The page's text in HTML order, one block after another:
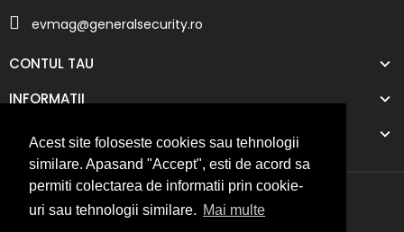
Acest site foloseste cookies sau tehnologii
similare. Apasand "Accept", esti de acord sa
permiti colectarea de informatii prin cookie-
uri sau tehnologii similare. Mai multe
evmag@generalsecurity.ro
CONTUL TAU
INFORMATII
COMPANIA NOASTRA